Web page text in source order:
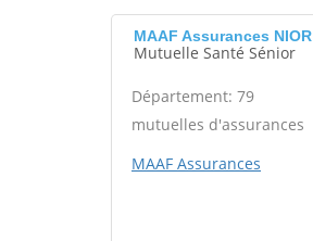
MAAF Assurances NIOR
Mutuelle Santé Sénior
Département: 79
mutuelles d'assurances
MAAF Assurances